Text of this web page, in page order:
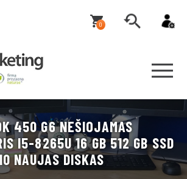
0
450 G6 NEŠIOJAMAS
I5-8265U 16 GB 512 GB SSD
NAUJAS DISKAS